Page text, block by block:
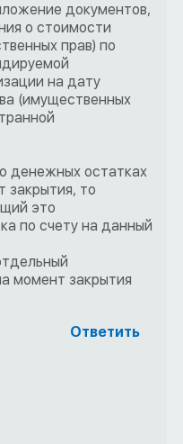
документов,
о стоимости
прав) по
на дату
(имущественных
денежных остатках
закрытия, то
это
по счету на данный
момент закрытия
Ответить